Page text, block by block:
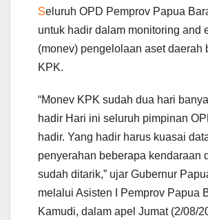
Seluruh OPD Pemprov Papua
untuk hadir dalam monitoring and
(monev) pengelolaan aset daerah
KPK.
“Monev KPK sudah dua hari
hadir Hari ini seluruh pimpinan
hadir. Yang hadir harus kuasai
penyerahan beberapa kendaraan
sudah ditarik,” ujar Gubernur
melalui Asisten I Pemprov Papua
Kamudi, dalam apel Jumat (2/08/